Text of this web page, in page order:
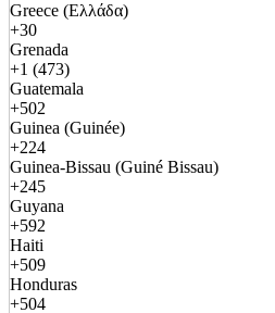
Greece (Ελλάδα)
+30
Grenada
+1 (473)
Guatemala
+502
Guinea (Guinée)
+224
Guinea-Bissau (Guiné Bissau)
+245
Guyana
+592
Haiti
+509
Honduras
+504